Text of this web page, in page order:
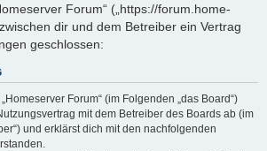
Forum“ („https://forum.home-
dir und dem Betreiber ein Vertrag
geschlossen:
Forum“ (im Folgenden „das Board“)
mit dem Betreiber des Boards ab (im
und erklärst dich mit den nachfolgenden